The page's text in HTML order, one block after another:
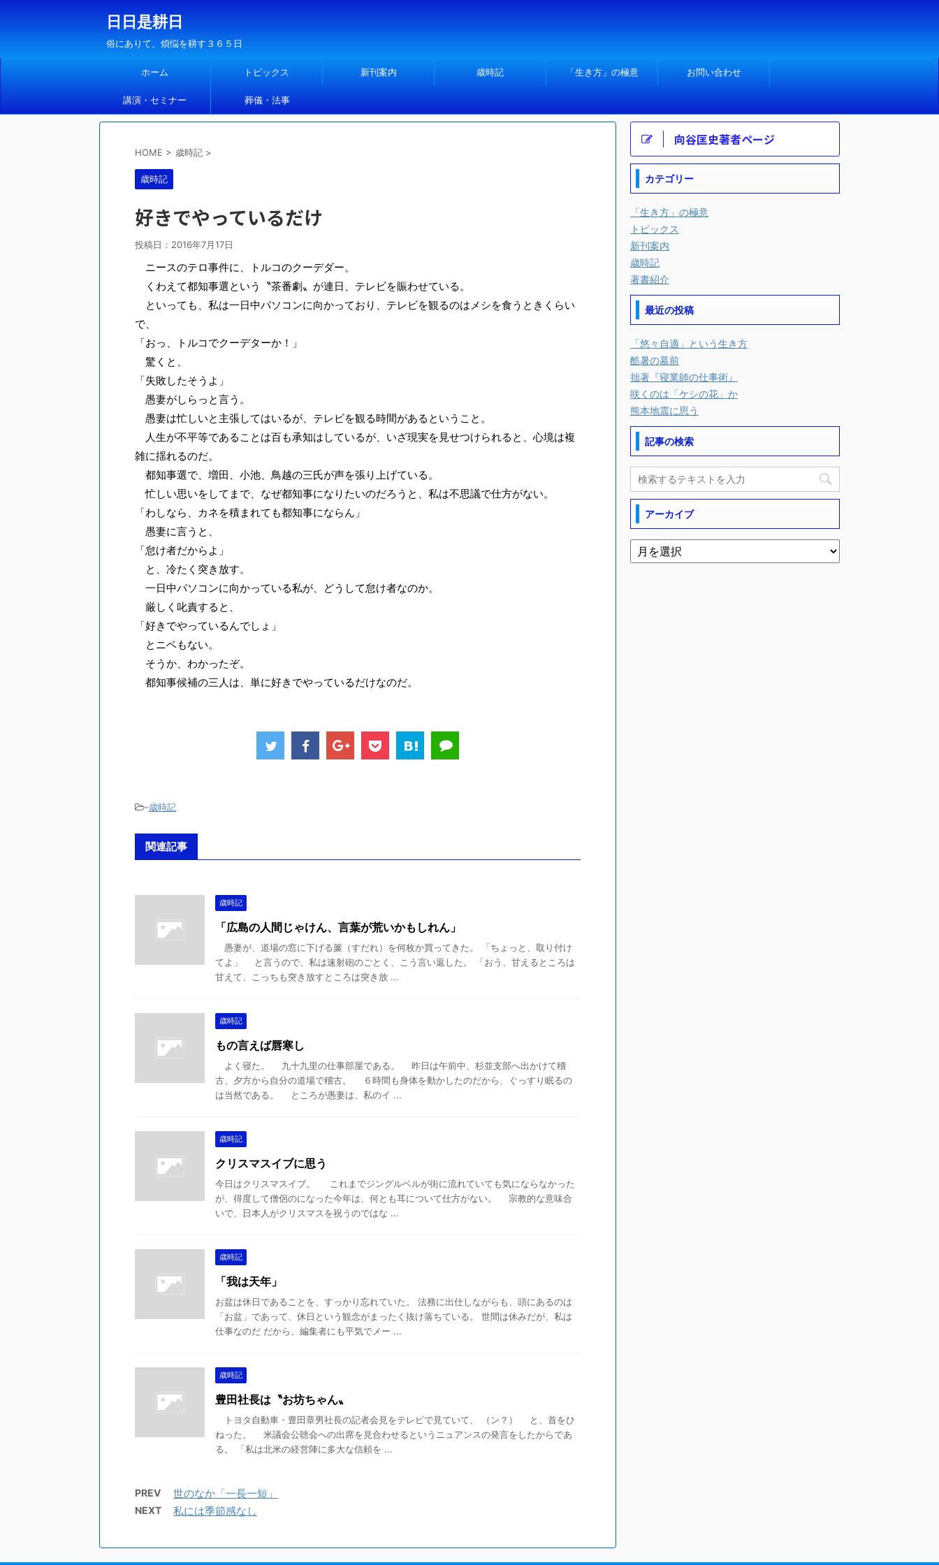
日日是耕日
俗にありて、煩悩を耕す３６５日
ホーム トピックス 新刊案内 歳時記 「生き方」の極意 お問い合わせ
講演・セミナー 葬儀・法事
HOME > 歳時記 >
歳時記
好きでやっているだけ
投稿日： 2016年7月17日
ニースのテロ事件に、トルコのクーデダー。
くわえて都知事選という〝茶番劇〟が連日、テレビを賑わせている。
といっても、私は一日中パソコンに向かっており、テレビを観るのはメシを食うときくらい
で、
「おっ、トルコでクーデターか！」
驚くと、
「失敗したそうよ」
愚妻がしらっと言う。
愚妻は忙しいと主張してはいるが、テレビを観る時間があるということ。
人生が不平等であることは百も承知はしているが、いざ現実を見せつけられると、心境は複
雑に揺れるのだ。
都知事選で、増田、小池、鳥越の三氏が声を張り上げている。
忙しい思いをしてまで、なぜ都知事になりたいのだろうと、私は不思議で仕方がない。
「わしなら、カネを積まれても都知事にならん」
愚妻に言うと、
「怠け者だからよ」
と、冷たく突き放す。
一日中パソコンに向かっている私が、どうして怠け者なのか。
厳しく叱責すると、
「好きでやっているんでしょ」
とニベもない。
そうか、わかったぞ。
都知事候補の三人は、単に好きでやっているだけなのだ。
-歳時記
関連記事
歳時記
「広島の人間じゃけん、言葉が荒いかもしれん」
愚妻が、道場の窓に下げる簾（すだれ）を何枚か買ってきた。 「ちょっと、取り付け
てよ」 と言うので、私は速射砲のごとく、こう言い返した。 「おう、甘えるところは
甘えて、こっちも突き放すところは突き放 ...
歳時記
もの言えば唇寒し
よく寝た。 九十九里の仕事部屋である。 昨日は午前中、杉並支部へ出かけて稽
古、夕方から自分の道場で稽古。 ６時間も身体を動かしたのだから、ぐっすり眠るの
は当然である。 ところが愚妻は、私のイ ...
歳時記
クリスマスイブに思う
今日はクリスマスイブ。 これまでジングルベルが街に流れていても気にならなかった
が、得度して僧侶のになった今年は、何とも耳について仕方がない。 宗教的な意味合
いで、日本人がクリスマスを祝うのではな ...
歳時記
「我は天年」
お盆は休日であることを、すっかり忘れていた。 法務に出仕しながらも、頭にあるのは
「お盆」であって、休日という観念がまったく抜け落ちている。 世間は休みだが、私は
仕事なのだ だから、編集者にも平気でメー ...
歳時記
豊田社長は〝お坊ちゃん〟
トヨタ自動車・豊田章男社長の記者会見をテレビで見ていて、 （ン？） と、首をひ
ねった。 米議会公聴会への出席を見合わせるというニュアンスの発言をしたからであ
る。 「私は北米の経営陣に多大な信頼を ...
PREV 世のなか「一長一短」
NEXT 私には季節感なし
向谷匡史著者ページ
カテゴリー
「生き方」の極意
トピックス
新刊案内
歳時記
著書紹介
最近の投稿
「悠々自適」という生き方
酷暑の墓前
拙著『寝業師の仕事術』
咲くのは「ケシの花」か
熊本地震に思う
記事の検索
アーカイブ